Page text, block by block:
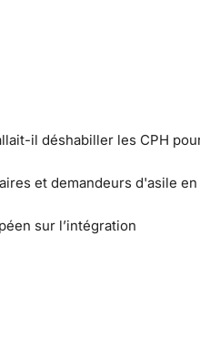
il déshabiller les CPH
et demandeurs d'asile en
sur l’intégration